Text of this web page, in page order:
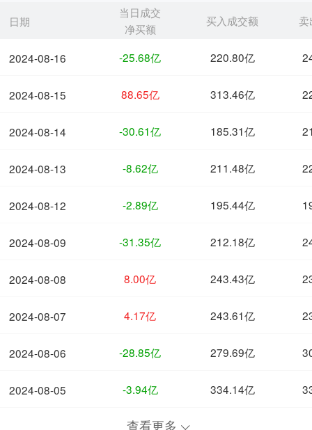
日期
2024-08-16
2024-08-15
2024-08-14
2024-08-13
2024-08-12
2024-08-09
2024-08-08
2024-08-07
2024-08-06
2024-08-05
当日成交
净买额
买入成交额 卖
-25.68亿 220.80亿
88.65亿 313.46亿
-30.61亿 185.31亿
-8.62亿 211.48亿
-2.89亿 195.44亿
-31.35亿 212.18亿
8.00亿 243.43亿
4.17亿 243.61亿
-28.85亿 279.69亿
-3.94亿 334.14亿
查看更多